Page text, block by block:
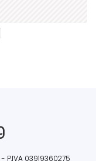
- P.IVA 03919360275